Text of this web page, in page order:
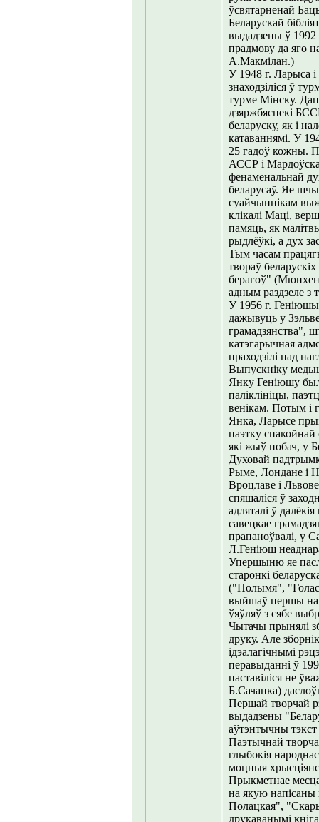
ўсвятарненай
Беларускай
выдадзены ў
прадмову да яго
А.Макмілан.)
У 1948 г. Ларыса
знаходзіліся ў
турме Мінску.
дзяржбяспекі
беларуску, як і
катаваннямі. У
25 гадоў кожны.
АССР і
фенаменальнай
беларусаў. Яе
суайчыннікам
клікалі Маці,
памяць, як
рыдлёўкі, а дух
Тым часам
твораў
берагоў"
адным раздзеле з
У 1956 г. Геніюшы
дажывуць у
грамадзянства",
катэгарычная
праходзілі пад
Выпускніку
Янку Геніюшу
паліклініцы,
венікам. Потым і
Янка, Ларысе
паэтку
які жыў побач, у
Духовай
Рыме, Лондане і
Вроцлаве і
спяшаліся ў
адляталі ў
савецкае
прапаноўвалі, у
Л.Геніюш
Упершыню яе
старонкі
("Полымя", "Голас
выйшаў першы на
ўяўляў з сябе
Чытачы прынялі
друку. Але
ідэалагічнымі
перавыданні ў
паставіліся не
Б.Сачанка)
Першай творчай
выдадзены
аўтэнтычны тэкст
Паэтычнай
глыбокія
моцныя
Прыкметнае месца
на якую
Полацкая",
друкаванымі